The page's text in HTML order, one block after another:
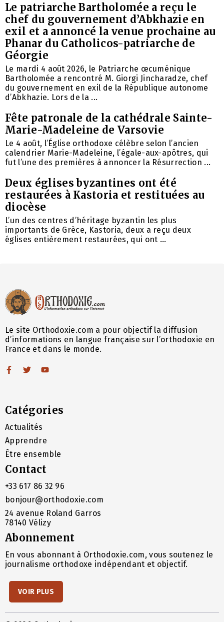
Le patriarche Bartholomée a reçu le
chef du gouvernement d’Abkhazie en
exil et a annoncé la venue prochaine au
Phanar du Catholicos-patriarche de
Géorgie
Le mardi 4 août 2026, le Patriarche œcuménique
Bartholomée a rencontré M. Giorgi Jincharadze, chef
du gouvernement en exil de la République autonome
d’Abkhazie. Lors de la ...
Fête patronale de la cathédrale Sainte-
Marie-Madeleine de Varsovie
Le 4 août, l’Église orthodoxe célèbre selon l’ancien
calendrier Marie-Madeleine, l’égale-aux-apôtres, qui
fut l’une des premières à annoncer la Résurrection ...
Deux églises byzantines ont été
restaurées à Kastoria et restituées au
diocèse
L’un des centres d’héritage byzantin les plus
importants de Grèce, Kastoria, deux a reçu deux
églises entièrement restaurées, qui ont ...
Le site Orthodoxie.com a pour objectif la diffusion
d’informations en langue française sur l’orthodoxie en
France et dans le monde.
Catégories
Actualités
Apprendre
Être ensemble
Contact
+33 617 86 32 96
bonjour@orthodoxie.com
24 avenue Roland Garros
78140 Vélizy
Abonnement
En vous abonnant à Orthodoxie.com, vous soutenez le
journalisme orthodoxe indépendant et objectif.
VOIR PLUS